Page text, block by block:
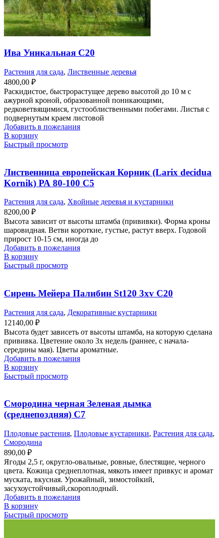
Ива Уникальная С20
Растения для сада, Лиственные деревья
4800,00 ₽
Раскидистое, быстрорастущее дерево высотой до 10 м с
ажурной кроной, образованной поникающими,
редковетвящимися, густооблиственными побегами. Листья с
подвернутым краем листовой
Добавить в пожелания
В корзину
Быстрый просмотр
Лиственница европейская Корник (Larix decidua
Kornik) РА 80-100 С5
Растения для сада, Хвойные деревья и кустарники
8200,00 ₽
Высота зависит от высоты штамба (прививки). Форма кроны
шаровидная. Ветви короткие, густые, растут вверх. Годовой
прирост 10-15 см, иногда до
Добавить в пожелания
В корзину
Быстрый просмотр
Сирень Мейера Палибин St120 3xv С20
Растения для сада, Декоративные кустарники
12140,00 ₽
Высота будет зависеть от высоты штамба, на которую сделана
прививка. Цветение около 3х недель (раннее, с начала-
середины мая). Цветы ароматные.
Добавить в пожелания
В корзину
Быстрый просмотр
Смородина черная Зеленая дымка
(среднепоздняя) С7
Плодовые растения, Плодовые кустарники, Растения для сада,
Смородина
890,00 ₽
Ягоды 2,5 г, округло-овальные, ровные, блестящие, черного
цвета. Кожица среднеплотная, мякоть имеет привкус и аромат
муската, вкусная. Урожайный, зимостойкий,
засухоустойчивый,скороплодный.
Добавить в пожелания
В корзину
Быстрый просмотр